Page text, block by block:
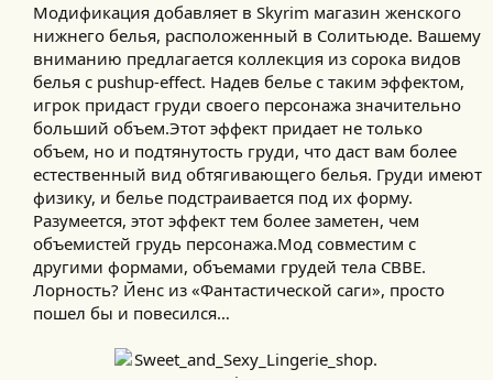
Модификация добавляет в Skyrim магазин женского
нижнего белья, расположенный в Солитьюде. Вашему
вниманию предлагается коллекция из сорока видов
белья с pushup-effect. Надев белье с таким эффектом,
игрок придаст груди своего персонажа значительно
больший объем.Этот эффект придает не только
объем, но и подтянутость груди, что даст вам более
естественный вид обтягивающего белья. Груди имеют
физику, и белье подстраивается под их форму.
Разумеется, этот эффект тем более заметен, чем
объемистей грудь персонажа.Мод совместим с
другими формами, объемами грудей тела CBBE.
Лорность? Йенс из «Фантастической саги», просто
пошел бы и повесился…​